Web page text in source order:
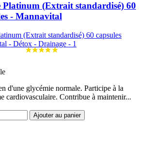
(Extrait standardisé) 60
- Mannavital
d'une glycémie normale. Participe à la
cardiovasculaire. Contribue à maintenir...
Ajouter au panier